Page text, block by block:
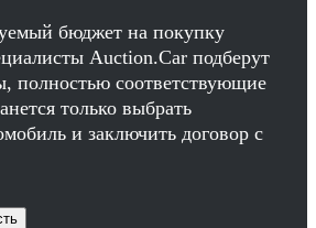
бюджет на покупку
Auction.Car подберут
полностью соответствующие
только выбрать
и заключить договор с